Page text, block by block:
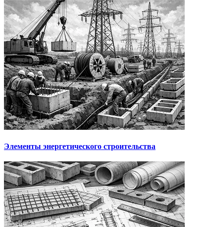
Элементы энергетического строительства